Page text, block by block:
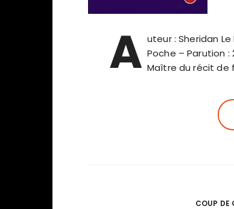
A uteur : Sheridan
Poche – Parution :
Maître du récit de
COUP DE